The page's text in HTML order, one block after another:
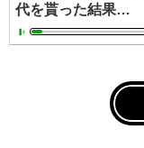
代を貰った結果…